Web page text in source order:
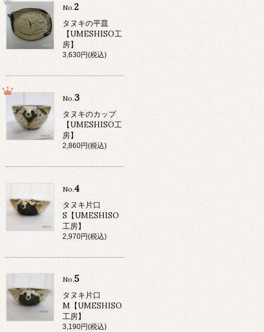
No.2
タヌキの平皿
【UMESHISO工
房】
3,630円(税込)
No.3
タヌキのカップ
【UMESHISO工
房】
2,860円(税込)
No.4
タヌキ片口
S【UMESHISO
工房】
2,970円(税込)
No.5
タヌキ片口
M【UMESHISO
工房】
3,190円(税込)